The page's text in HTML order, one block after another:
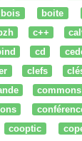
bois boite
c++
cd
clefs
commons
cooptic